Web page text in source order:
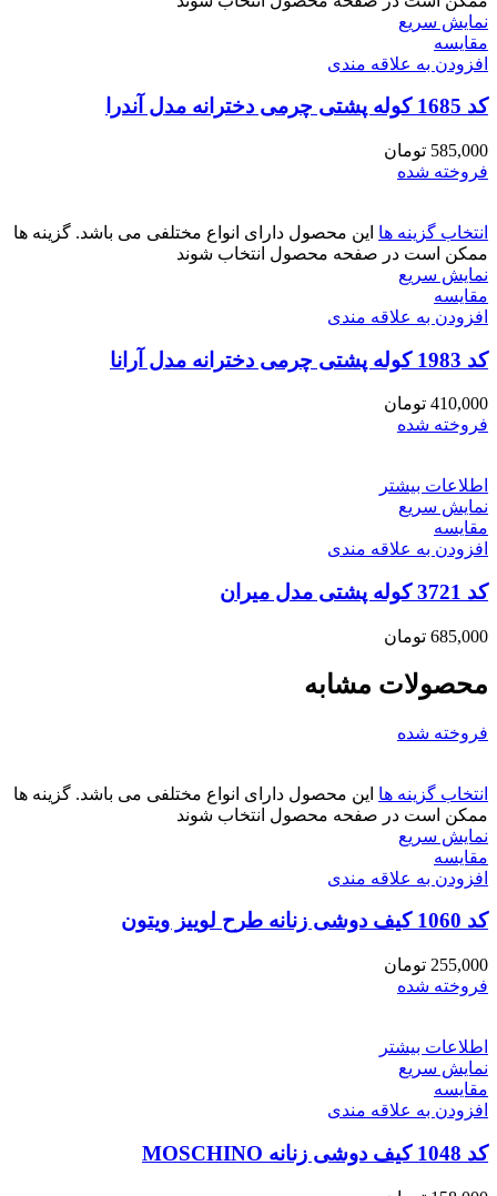
نمایش سریع
مقايسه
افزودن به علاقه مندی
کد 1685 کوله پشتی چرمی دخترانه مدل آندرا
585,000 تومان
فروخته شده
انتخاب گزینه ها این محصول دارای انواع مختلفی می باشد. گزینه ها
ممکن است در صفحه محصول انتخاب شوند
نمایش سریع
مقايسه
افزودن به علاقه مندی
کد 1983 کوله پشتی چرمی دخترانه مدل آرانا
410,000 تومان
فروخته شده
اطلاعات بیشتر
نمایش سریع
مقايسه
افزودن به علاقه مندی
کد 3721 کوله پشتی مدل میران
685,000 تومان
محصولات مشابه
فروخته شده
انتخاب گزینه ها این محصول دارای انواع مختلفی می باشد. گزینه ها
ممکن است در صفحه محصول انتخاب شوند
نمایش سریع
مقايسه
افزودن به علاقه مندی
کد 1060 کیف دوشی زنانه طرح لوییز ویتون
255,000 تومان
فروخته شده
اطلاعات بیشتر
نمایش سریع
مقايسه
افزودن به علاقه مندی
کد 1048 کیف دوشی زنانه MOSCHINO